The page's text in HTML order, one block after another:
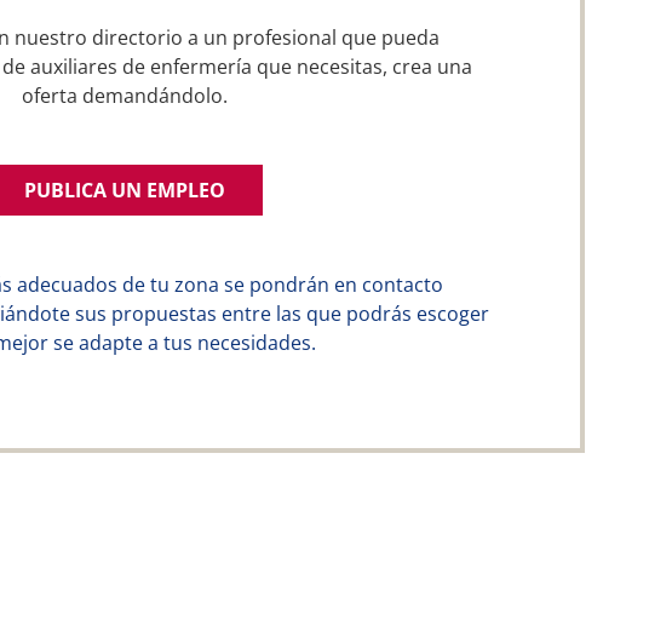
nuestro directorio a un profesional que pueda
auxiliares de enfermería que necesitas, crea una
oferta demandándolo.
PUBLICA UN EMPLEO
adecuados de tu zona se pondrán en contacto
sus propuestas entre las que podrás escoger
se adapte a tus necesidades.